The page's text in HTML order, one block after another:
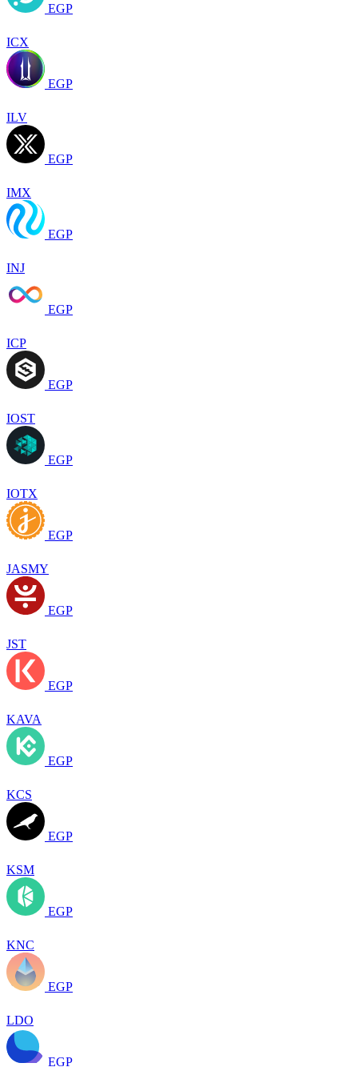
EGP
ICX
EGP
ILV
EGP
IMX
EGP
INJ
EGP
ICP
EGP
IOST
EGP
IOTX
EGP
JASMY
EGP
JST
EGP
KAVA
EGP
KCS
EGP
KSM
EGP
KNC
EGP
LDO
EGP